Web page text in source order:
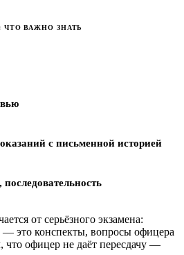
ВАЖНО ЗНАТЬ
с письменной историей
последовательность
от серьёзного экзамена:
— это конспекты, вопросы офицера
офицер не даёт пересдачу —